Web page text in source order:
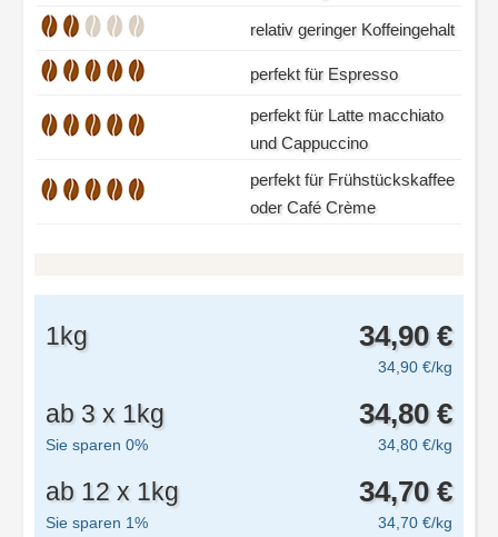
relativ geringer Koffeingehalt
perfekt für Espresso
perfekt für Latte macchiato
und Cappuccino
perfekt für Frühstückskaffee
oder Café Crème
1kg 34,90 €
34,90 €/kg
ab 3 x 1kg
Sie sparen 0%
34,80 €
34,80 €/kg
ab 12 x 1kg
Sie sparen 1%
34,70 €
34,70 €/kg